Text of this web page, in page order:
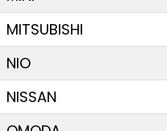
MITSUBISHI
NIO
NISSAN